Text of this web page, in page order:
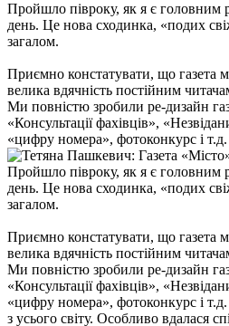
Пройшло півроку, як я є головним
день. Це нова сходинка, «подих
загалом.
Приємно констатувати, що газета
велика вдячність постійним
Ми повністю зробили ре-дизайн
«Консультації фахівців»,
«цифру номера», фотоконкурс і т.д.
Пройшло півроку, як я є головним
день. Це нова сходинка, «подих
загалом.
Приємно констатувати, що газета
велика вдячність постійним
Ми повністю зробили ре-дизайн
«Консультації фахівців»,
«цифру номера», фотоконкурс і
з усього світу. Особливо вдалася